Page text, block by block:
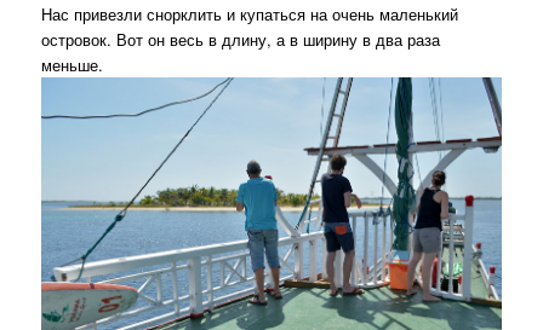
Нас привезли снорклить и купаться на очень маленький
островок. Вот он весь в длину, а в ширину в два раза
меньше.